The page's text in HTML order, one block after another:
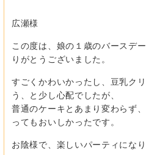
広瀬様
この度は、娘の１歳のバースデ
りがとうございました。
すごくかわいかったし、豆乳ク
う、と少し心配でしたが、
普通のケーキとあまり変わらず
ってもおいしかったです。
お陰様で、楽しいパーティになり